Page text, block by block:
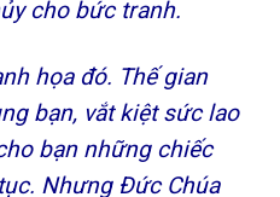
cho bức tranh.
họa đó. Thế gian
bạn, vắt kiệt sức lao
bạn những chiếc
Nhưng Đức Chúa